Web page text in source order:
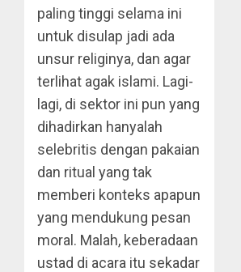
paling tinggi selama ini
untuk disulap jadi ada
unsur religinya, dan agar
terlihat agak islami. Lagi-
lagi, di sektor ini pun yang
dihadirkan hanyalah
selebritis dengan pakaian
dan ritual yang tak
memberi konteks apapun
yang mendukung pesan
moral. Malah, keberadaan
ustad di acara itu sekadar